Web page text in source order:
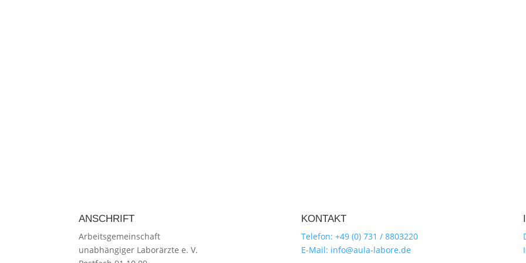
ANSCHRIFT
Arbeitsgemeinschaft
unabhängiger Laborärzte e. V.
KONTAKT
Telefon: +49 (0) 731 / 8803220
E-Mail: info@aula-labore.de